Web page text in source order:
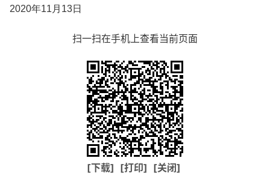
2020年11月13日
扫一扫在手机上查看当前页面
[下载] [打印] [关闭]